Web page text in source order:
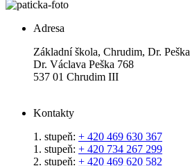
Adresa
Základní škola, Chrudim, Dr. Peška
Dr. Václava Peška 768
537 01 Chrudim III
Kontakty
1. stupeň: + 420 469 630 367
1. stupeň: + 420 734 267 299
2. stupeň: + 420 469 620 582